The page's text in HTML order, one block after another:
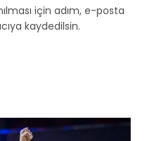
için adım, e-posta
kaydedilsin.